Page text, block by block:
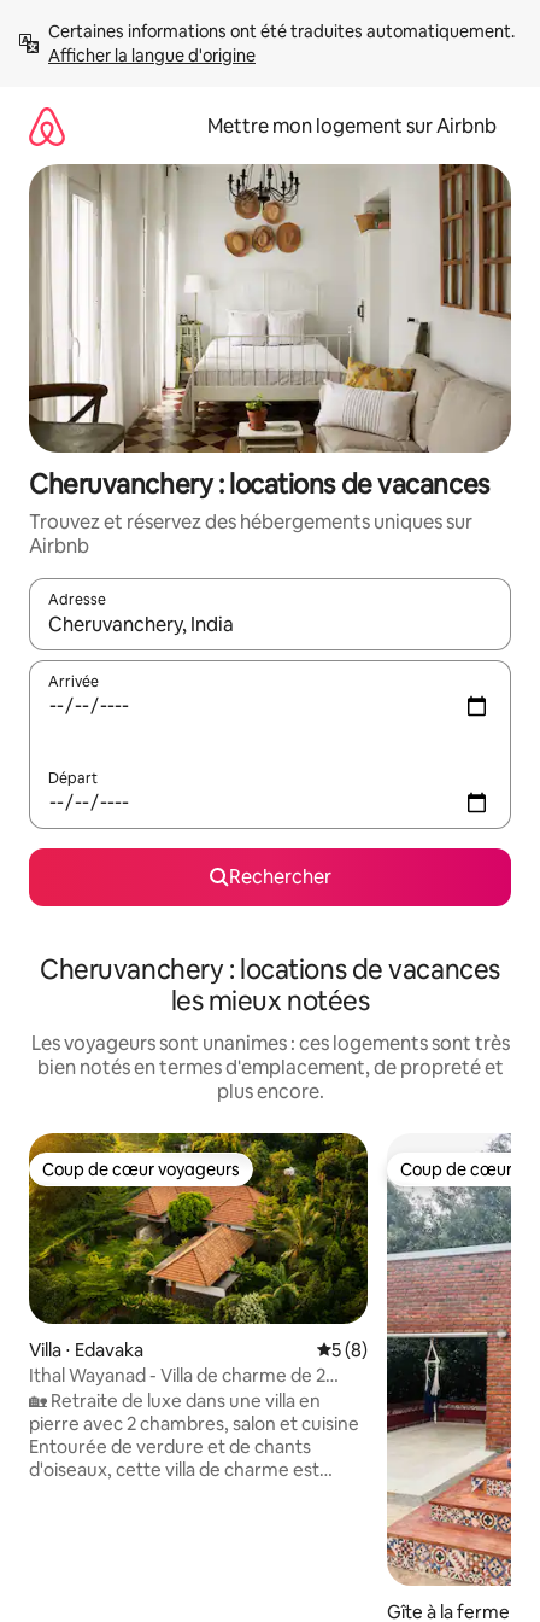
directement
Afficher la langue d'origine
Mettre mon logement sur Airbnb
Cheruvanchery : locations de vacances
Trouvez et réservez des hébergements uniques sur
Airbnb
Adresse
Lorsque les résultats s'affichent, utilisez les flèches vers le
Arrivée
Départ
Rechercher
Cheruvanchery : locations de vacances
les mieux notées
Les voyageurs sont unanimes : ces logements sont très
bien notés en termes d'emplacement, de propreté et
plus encore.
Coup de cœur voyageurs
Coup de cœur voyageurs
Villa ⋅ Edavaka Évaluation moyenne sur
5 (8)
Ithal Wayanad - Villa de charme de 2
chambres, salon et cuisine
🏡 Retraite de luxe dans une villa en
pierre avec 2 chambres, salon et cuisine
Entourée de verdure et de chants
d'oiseaux, cette villa de charme est
Coup de cœur
Coup de cœur
Gîte à la ferme ⋅